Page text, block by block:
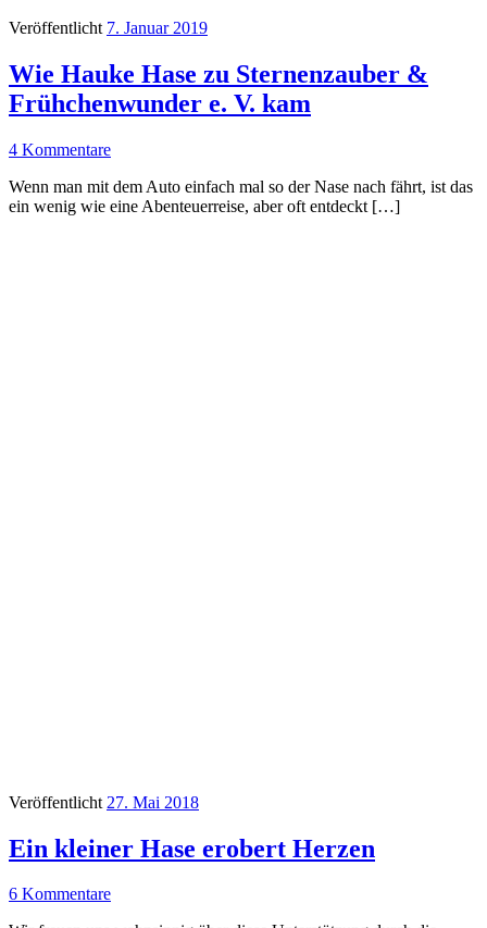
Veröffentlicht 7. Januar 2019
Wie Hauke Hase zu Sternenzauber &
Frühchenwunder e. V. kam
4 Kommentare
Wenn man mit dem Auto einfach mal so der Nase nach fährt, ist das
ein wenig wie eine Abenteuerreise, aber oft entdeckt […]
Veröffentlicht 27. Mai 2018
Ein kleiner Hase erobert Herzen
6 Kommentare